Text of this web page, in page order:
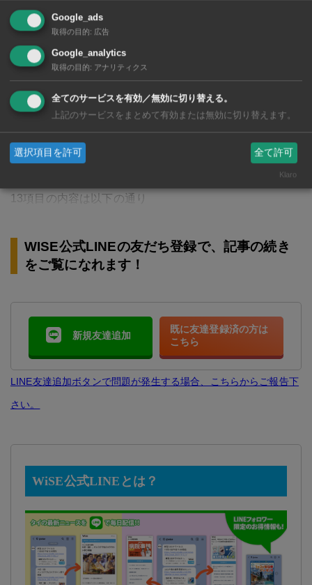
Insurance 110
日本＋海外のいいとこ取りができる資産形成
新規加入はもちろん、保険の見直し、ライフプランの相
談など、フジ1そばの当店に気軽にお立ち寄りを>>>
13項目の内容は以下の通り
WISE公式LINEの友だち登録で、記事の続き
をご覧になれます！
新規友達追加
既に友達登録済の方は
こちら
LINE友達追加ボタンで問題が発生する場合、こちらからご報告下
さい。
WiSE公式LINEとは？
Google_ads
取得の目的: 広告
Google_analytics
取得の目的: アナリティクス
全てのサービスを有効／無効に切り替える。
上記のサービスをまとめて有効または無効に切り替えます。
選択項目を許可 全て許可
Klaro